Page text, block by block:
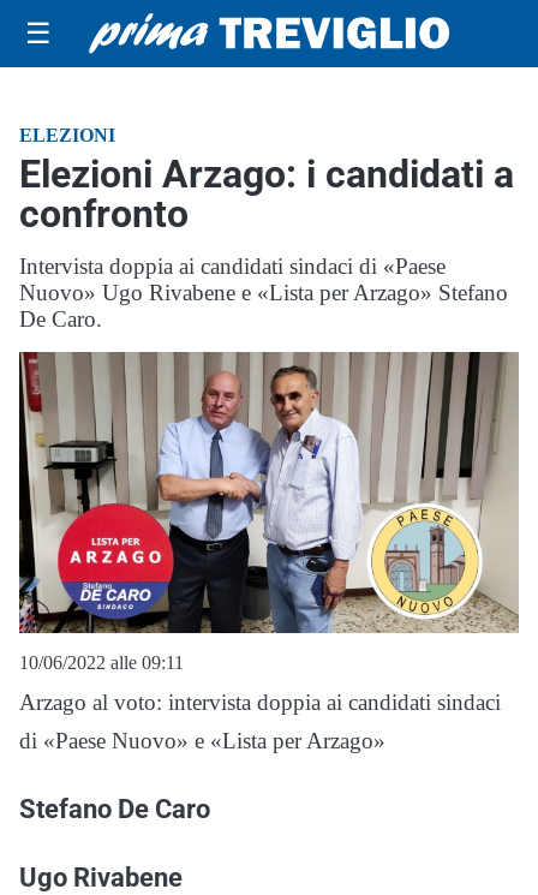
☰
ELEZIONI
Elezioni Arzago: i candidati a
confronto
Intervista doppia ai candidati sindaci di «Paese
Nuovo» Ugo Rivabene e «Lista per Arzago» Stefano
De Caro.
10/06/2022 alle 09:11
Arzago al voto: intervista doppia ai candidati sindaci
di «Paese Nuovo» e «Lista per Arzago»
Stefano De Caro
Ugo Rivabene